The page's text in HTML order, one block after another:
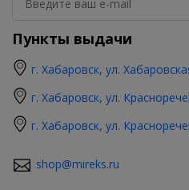
Пункты выдачи
г. Хабаровск, ул.
г. Хабаровск, ул.
г. Хабаровск, ул.
shop@mireks.ru